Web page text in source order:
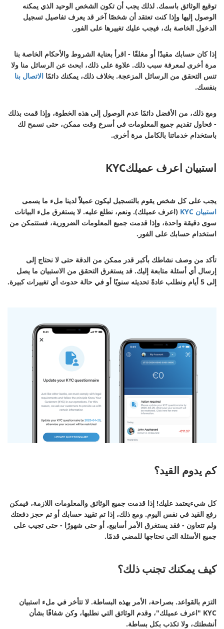
توقيع الوثائق باسمك. لذلك يجب أن تكون الشخص الوحيد الذي يمكنه
الوصول إليها وإذا كنت تعتقد أن شخصًا آخر قد يعرف تفاصيل تسجيل
الدخول الخاصة بك، فيجب عليك تغييرها على الفور.
إذا كان حسابك مقيدًا أو مغلقًا - اقرأ بعناية الشروط والأحكام الخاصة بنا
مرة أخرى لمعرفة سبب ذلك. علاوة على ذلك، ابحث عن الرسائل منا ولا
تنس التحقق من الرسائل المزعجة. بخلاف ذلك، يمكنك دائمًا الاتصال بنا
بنفسك.
ومع ذلك، من الأفضل دائمًا عدم الوصول إلى هذه الخطوة، وإذا قمت بذلك
- فحاول تقديم جميع المعلومات في أسرع وقت ممكن، حتى نسمح لك
باستخدام خدماتنا بالكامل مرة أخرى.
استبيان اعرف عميلكKYC
يجب على كل شخص يقوم بالتسجيل ليكون عميلاً لدينا ملء ما يسمى
استبيان KYC
(اعرف عميلك). ونعم، نطلع عليه. لا يستغرق ملء البيانات
سوى دقيقة واحدة، وإذا قدمت جميع المعلومات الضرورية، فستتمكن من
استخدام حسابك على الفور.
تأكد من وصف نشاطك بأكبر قدر ممكن من الدقة حتى لا نحتاج إلى
إرسال أي أسئلة متابعة إليك. قد يستغرق التحقق من الاستبيان ما يصل
إلى 5 أيام ونطلب عادةً تحديثه سنويًا أو في حالة حدوث أي تغييرات كبيرة.
كم يدوم القيد؟
كل شيءيعتمد عليك! إذا قدمت جميع الوثائق والمعلومات اللازمة، فيمكن
رفع القيد في نفس اليوم. ومع ذلك، إذا تم تقييد حسابك أو تم حجز دفعتك
ولم تتعاون - فقد يستغرق الأمر أسابيع، أو حتى شهورًا - حتى تجيب على
جميع الأسئلة التي نحتاجها للمضي قدمًا.
كيف يمكنك تجنب ذلك؟
التزم بالقواعد. بصراحة، الأمر بهذه البساطة. لا تتأخر في ملء استبيان
KYC "اعرف عميلك"، وقدم الوثائق التي نطلبها، وكن شفافًا بشأن
أنشطتك، ولا تكذب بكل بساطة.